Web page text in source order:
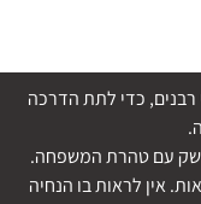
רבנים, כדי לתת הדרכה
עם טהרת המשפחה.
אין לראות בו הנחיה